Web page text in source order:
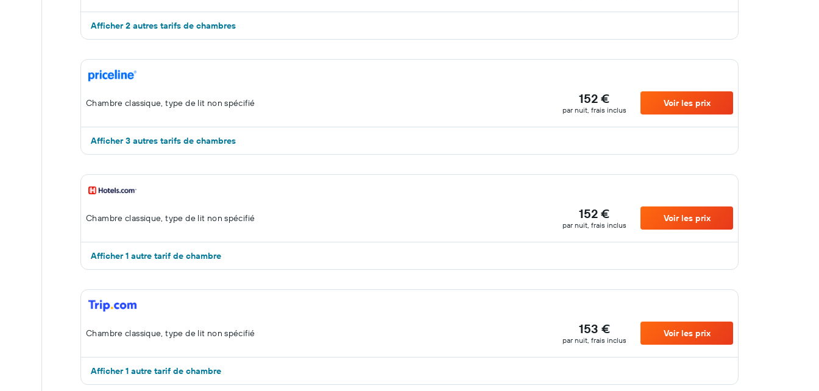
Afficher 2 autres tarifs de chambres
Chambre classique, type de lit non spécifié 152 €
par nuit, frais inclus
Voir les prix
Afficher 3 autres tarifs de chambres
Chambre classique, type de lit non spécifié 152 €
par nuit, frais inclus
Voir les prix
Afficher 1 autre tarif de chambre
Chambre classique, type de lit non spécifié 153 €
par nuit, frais inclus
Voir les prix
Afficher 1 autre tarif de chambre